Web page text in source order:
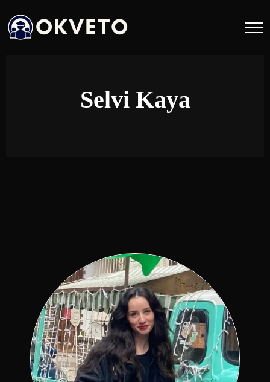
Selvi Kaya